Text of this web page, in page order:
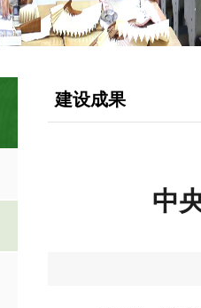
建设成果
中